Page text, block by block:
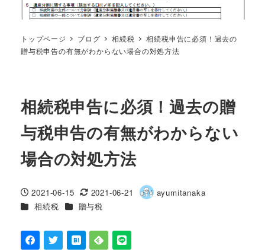
トップページ ブログ 相続税
相続税申告に必須！過去の
贈与税申告の有無がわからない場合の対処方法
相続税申告に必須！過去の贈
与税申告の有無がわからない
場合の対処方法
投稿日
2021-06-15
更新日
2021-06-21
著
ayumitanaka
カテゴリー
相続税 カテゴリー
贈与税